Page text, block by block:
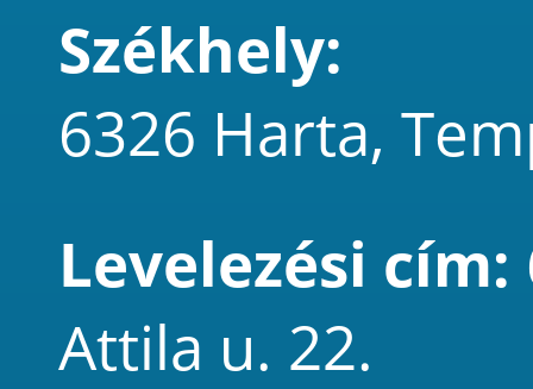
Székhely:
6326 Harta,
Levelezési cím:
Attila u. 22.